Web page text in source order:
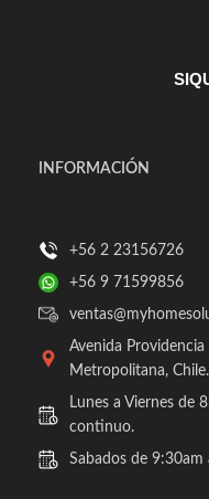
INFORMACIÓN
+56 2 23156726
+56 9 71599856
Avenida
Metropolitana, Chile.
Lunes a Viernes de
continuo.
Sabados de 9:30am